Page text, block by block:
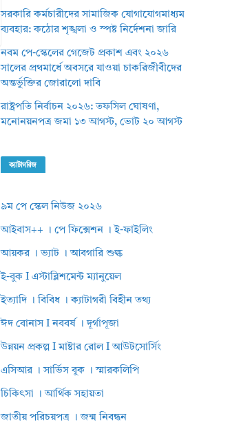
সরকারি কর্মচারীদের সামাজিক যোগাযোগমাধ্যম
ব্যবহার: কঠোর শৃঙ্খলা ও স্পষ্ট নির্দেশনা জারি
নবম পে-স্কেলের গেজেট প্রকাশ এবং ২০২৬
সালের প্রথমার্ধে অবসরে যাওয়া চাকরিজীবীদের
অন্তর্ভুক্তির জোরালো দাবি
রাষ্ট্রপতি নির্বাচন ২০২৬: তফসিল ঘোষণা,
মনোনয়নপত্র জমা ১৩ আগস্ট, ভোট ২০ আগস্ট
ক্যাটাগরিজ
৯ম পে স্কেল নিউজ ২০২৬
আইবাস++ । পে ফিক্সেশন । ই-ফাইলিং
আয়কর । ভ্যাট । আবগারি শুল্ক
ই-বুক I এস্টাব্লিশমেন্ট ম্যানুয়েল
ইত্যাদি । বিবিধ । ক্যাটাগরী বিহীন তথ্য
ঈদ বোনাস I নববর্ষ । দূর্গাপূজা
উন্নয়ন প্রকল্প I মাষ্টার রোল I আউটসোর্সিং
এসিআর । সার্ভিস বুক । স্মারকলিপি
চিকিৎসা । আর্থিক সহায়তা
জাতীয় পরিচয়পত্র । জন্ম নিবন্ধন